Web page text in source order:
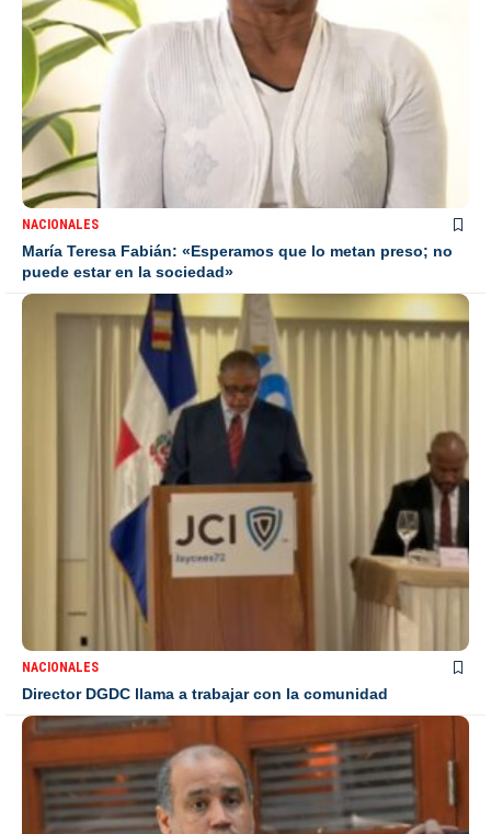
NACIONALES
María Teresa Fabián: «Esperamos que lo metan preso; no
puede estar en la sociedad»
NACIONALES
Director DGDC llama a trabajar con la comunidad